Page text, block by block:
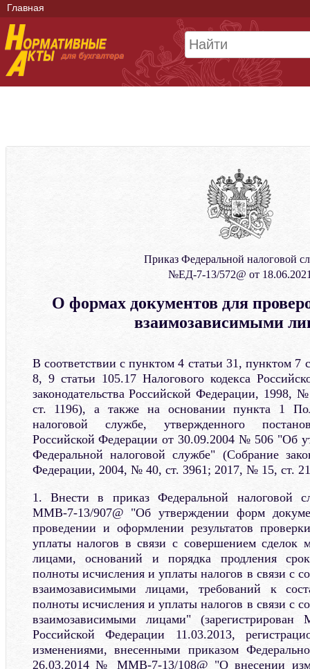
Главная
Приказ Федеральной налоговой
№ЕД-7-13/572@ от
О формах документов для
взаимозависимыми
В соответствии с пунктом 4 статьи 31, пунктом 7
8, 9 статьи 105.17 Налогового кодекса
законодательства Российской Федерации,
ст. 1196), а также на основании пункта 1
налоговой службе, утвержденного
Российской Федерации от 30.09.2004 № 506 "Об
Федеральной налоговой службе" (Собрание
Федерации, 2004, № 40, ст. 3961; 2017, № 15, ст.
1. Внести в приказ Федеральной налоговой
ММВ-7-13/907@ "Об утверждении форм
проведении и оформлении результатов
уплаты налогов в связи с совершением сделок
лицами, оснований и порядка продления
полноты исчисления и уплаты налогов в связи с
взаимозависимыми лицами, требований к
полноты исчисления и уплаты налогов в связи с
взаимозависимыми лицами" (зарегистрирован
Российской Федерации 11.03.2013,
изменениями, внесенными приказом
26.03.2014 № ММВ-7-13/108@ "О внесении